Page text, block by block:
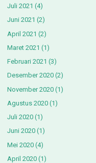
Juli 2021 (4)
Juni 2021 (2)
April 2021 (2)
Maret 2021 (1)
Februari 2021 (3)
Desember 2020 (2)
November 2020 (1)
Agustus 2020 (1)
Juli 2020 (1)
Juni 2020 (1)
Mei 2020 (4)
April 2020 (1)